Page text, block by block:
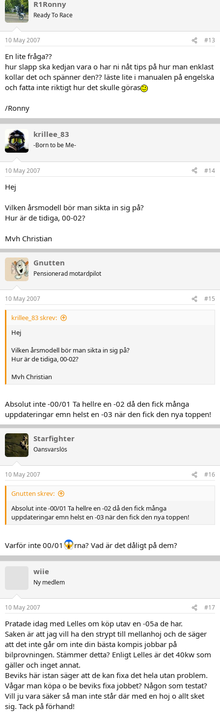
R1Ronny
Ready To Race
10 May 2007 #13
En lite fråga??
hur slapp ska kedjan vara o har ni nåt tips på hur man enklast
kollar det och spänner den?? läste lite i manualen på engelska
och fatta inte riktigt hur det skulle göras
/Ronny
krillee_83
-Born to be Me-
10 May 2007 #14
Hej
Vilken årsmodell bör man sikta in sig på?
Hur är de tidiga, 00-02?
Mvh Christian
Gnutten
Pensionerad motardpilot
10 May 2007 #15
krillee_83 skrev:
Hej
Vilken årsmodell bör man sikta in sig på?
Hur är de tidiga, 00-02?
Mvh Christian
Absolut inte -00/01 Ta hellre en -02 då den fick många
uppdateringar emn helst en -03 när den fick den nya toppen!
Starfighter
Oansvarslös
10 May 2007 #16
Gnutten skrev:
Absolut inte -00/01 Ta hellre en -02 då den fick många
uppdateringar emn helst en -03 när den fick den nya toppen!
Varför inte 00/01 rna? Vad är det dåligt på dem?
wiie
Ny medlem
10 May 2007 #17
Pratade idag med Lelles om köp utav en -05a de har.
Saken är att jag vill ha den strypt till mellanhoj och de säger
att det inte går om inte din bästa kompis jobbar på
bilprovningen. Stämmer detta? Enligt Lelles är det 40kw som
gäller och inget annat.
Beviks här istan säger att de kan fixa det hela utan problem.
Vågar man köpa o be beviks fixa jobbet? Någon som testat?
Vill ju vara säker så man inte står där med en hoj o allt sket
sig. Tack på förhand!